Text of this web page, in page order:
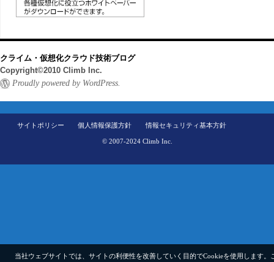
クライム・仮想化クラウド技術ブログ
Copyright©2010 Climb Inc.
Proudly powered by WordPress.
サイトポリシー 個人情報保護方針 情報セキュリティ基本方針
© 2007-2024 Climb Inc.
当社ウェブサイトでは、サイトの利便性を改善していく目的でCookieを使用します。